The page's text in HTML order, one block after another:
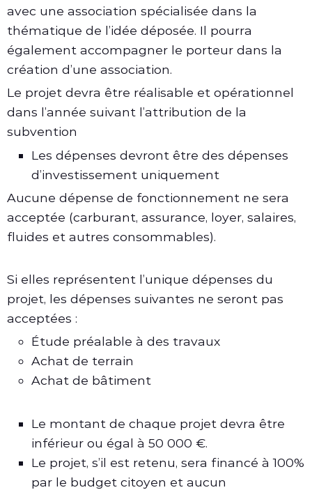
avec une association spécialisée dans la
thématique de l’idée déposée. Il pourra
également accompagner le porteur dans la
création d’une association.
Le projet devra être réalisable et opérationnel
dans l’année suivant l’attribution de la
subvention
Les dépenses devront être des dépenses
d’investissement uniquement
Aucune dépense de fonctionnement ne sera
acceptée (carburant, assurance, loyer, salaires,
fluides et autres consommables).
Si elles représentent l’unique dépenses du
projet, les dépenses suivantes ne seront pas
acceptées :
Étude préalable à des travaux
Achat de terrain
Achat de bâtiment
Le montant de chaque projet devra être
inférieur ou égal à 50 000 €.
Le projet, s’il est retenu, sera financé à 100%
par le budget citoyen et aucun